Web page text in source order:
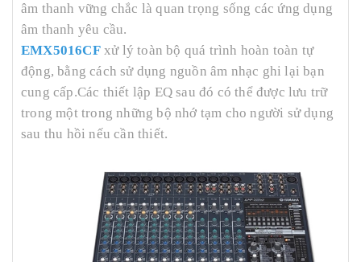
âm thanh vững chắc là quan trọng sống các ứng dụng
âm thanh yêu cầu.
EMX5016CFxử lý toàn bộ quá trình hoàn toàn tự
động, bằng cách sử dụng nguồn âm nhạc ghi lại bạn
cung cấp.Các thiết lập EQ sau đó có thể được lưu trữ
trong một trong những bộ nhớ tạm cho người sử dụng
sau thu hồi nếu cần thiết.